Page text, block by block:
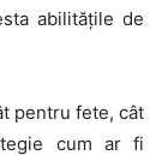
abilitățile de
pentru fete, cât
cum ar fi